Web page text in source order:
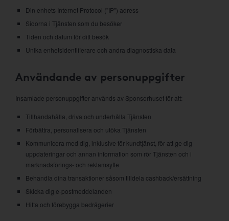
Din enhets Internet Protocol ("IP") adress
Sidorna i Tjänsten som du besöker
Tiden och datum för ditt besök
Unika enhetsidentifierare och andra diagnostiska data
Användande av personuppgifter
Insamlade personuppgifter används av Sponsorhuset för att:
Tillhandahålla, driva och underhålla Tjänsten
Förbättra, personalisera och utöka Tjänsten
Kommunicera med dig, inklusive för kundtjänst, för att ge dig
uppdateringar och annan information som rör Tjänsten och i
marknadsförings- och reklamsyfte
Behandla dina transaktioner såsom tilldela cashback/ersättning
Skicka dig e-postmeddelanden
Hitta och förebygga bedrägerier